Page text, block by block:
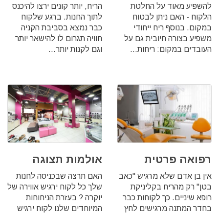
להשפיע מאוד על החלטת
הלקוח - האם ניתן לבטוח
במקום.‏ בנוסף ריח ייחודי
משפיע בצורה חיובית גם על
העובדים במקום: ריחות...
הריח, יותר קונים ירצו להיכנס
לתוך החנות.‏ ברגע שלקוח
כבר נמצא בסביבת הקניה
חוויה תגרום לו להישאר יותר
וגם לקנות יותר...
רפואה פרטית
אין בן אדם שלא מרגיש "כאב
בטן" רק מהריח בקליניקת
רופא שיניים. כך לקוחות כבר
בחדר המתנה מרגישים לחץ
אולמות תצוגה
האם תרצה שבכניסה לחנות
שלך כל לקוח ירגיש אווירה של
יוקרה ?‏ בעזרת הניחוחות
המיוחדים שלנו לקוח ירגיש